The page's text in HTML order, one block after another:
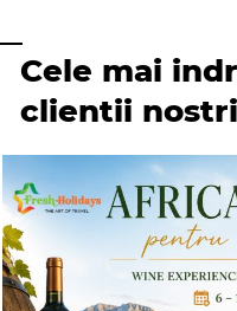
Cele mai
clientii nostri